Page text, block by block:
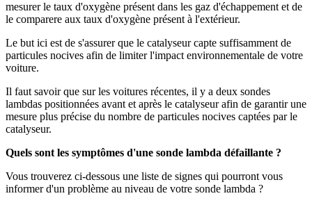
mesurer le taux d'oxygène présent dans les gaz d'échappement et de
le comparere aux taux d'oxygène présent à l'extérieur.
Le but ici est de s'assurer que le catalyseur capte suffisamment de
particules nocives afin de limiter l'impact environnementale de votre
voiture.
Il faut savoir que sur les voitures récentes, il y a deux sondes
lambdas positionnées avant et après le catalyseur afin de garantir une
mesure plus précise du nombre de particules nocives captées par le
catalyseur.
Quels sont les symptômes d'une sonde lambda défaillante ?
Vous trouverez ci-dessous une liste de signes qui pourront vous
informer d'un problème au niveau de votre sonde lambda ?